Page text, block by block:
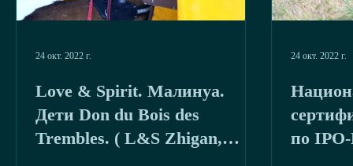
Love & Spirit. Малинуа.
Дети Don du Bois des
Trembles. ( L&S Zhigan,
24 окт. 2022 г.
по
24 окт. 2022 г.